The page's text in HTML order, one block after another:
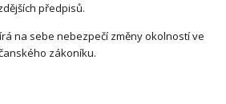
předpisů.
na sebe nebezpečí změny okolností ve
zákoníku.